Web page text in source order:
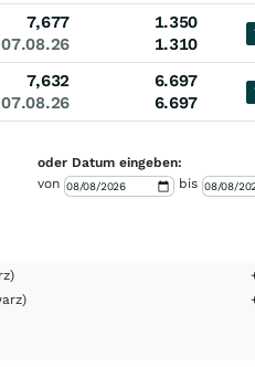
7,677
07.08.26
1.350
1.310
7,632
07.08.26
6.697
6.697
oder Datum eingeben:
von
bis